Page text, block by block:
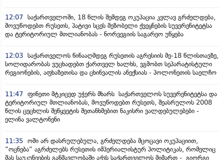
12:07 საქართველოში, 18 წლის შემდეგ ოკუპაცია კვლავ გრძელდება,
მოვუწოდებთ რუსეთს, პატივი სცეს მეზობელი ქვეყნების სუვერენიტეტსა
და ტერიტორიულ მთლიანობას - ნორვეგიის საგარეო უწყება
12:03 საქართველოს წინააღმდეგ რუსეთის აგრესიის მე-18 წლისთავზე,
სოლიდარობას ვუცხადებთ ქართველ ხალხს, ვგმობთ სეპარატისტული
რეგიონების, აფხაზეთისა და ცხინვალის ანექსიას - პოლონეთის საელჩო
11:47 ფინეთი მტკიცედ უჭერს მხარს საქართველოს სუვერენიტეტსა და
ტერიტორიულ მთლიანობას, მოვუწოდებთ რუსეთს, შეასრულოს 2008
წლის ცეცხლის შეწყვეტის შეთანხმებით ნაკისრი ვალდებულებები -
ელინა ვალტონენი
11:35 ომი არ დასრულებულა, გრძელდება მცოცავი ოკუპაციით,
“ოცნება“ აგრძელებს რუსეთის იმპერიალისტურ პოლიტიკას, რომელიც
მას საუკუნეების განმავლობაში აქვს საქართველოს მიმართ - გიორგი